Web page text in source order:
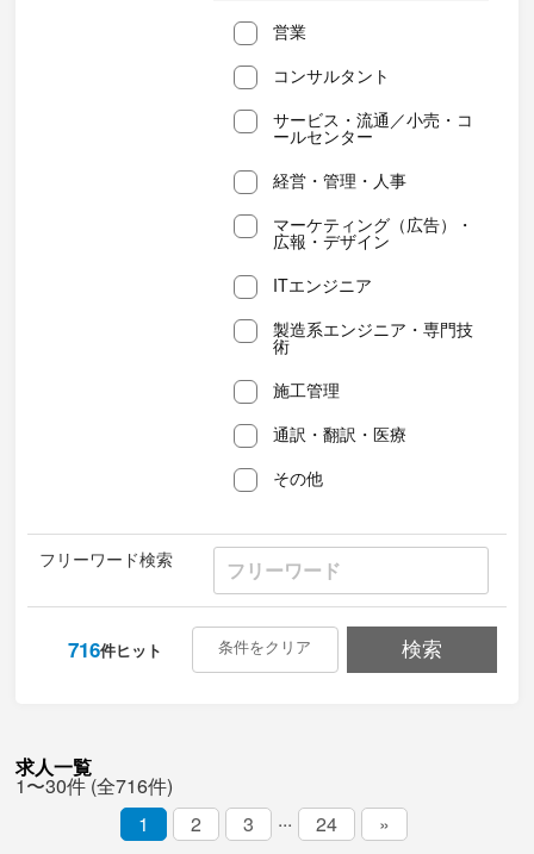
営業
コンサルタント
サービス・流通／小売・コ
ールセンター
経営・管理・人事
マーケティング（広告）・
広報・デザイン
ITエンジニア
製造系エンジニア・専門技
術
施工管理
通訳・翻訳・医療
その他
フリーワード検索
716件ヒット 条件をクリア 検索
求人一覧
1〜30件 (全716件)
1
2 3 ... 24 »